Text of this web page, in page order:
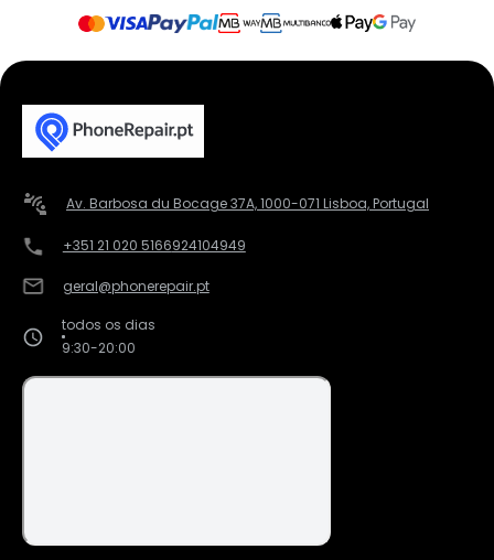
Av. Barbosa du Bocage 37A, 1000-071 Lisboa, Portugal
+351 21 020 5166924104949
geral@phonerepair.pt
todos os dias
9:30-20:00